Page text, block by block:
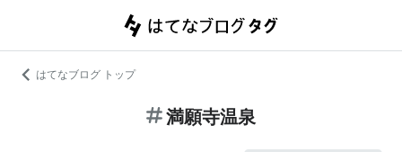
はてなブログ トップ
満願寺温泉